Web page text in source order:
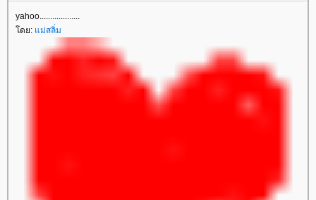
yahoo...................
ดย: ม่สลิ่ม